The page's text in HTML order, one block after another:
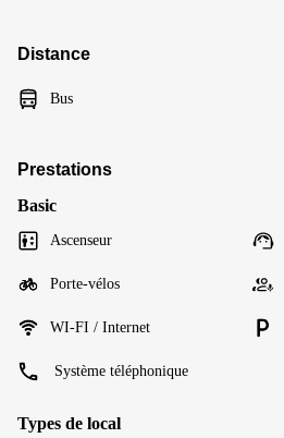
Distance
Bus
Prestations
Basic
Ascenseur
Porte-vélos
WI-FI / Internet
Système téléphonique
Types de local